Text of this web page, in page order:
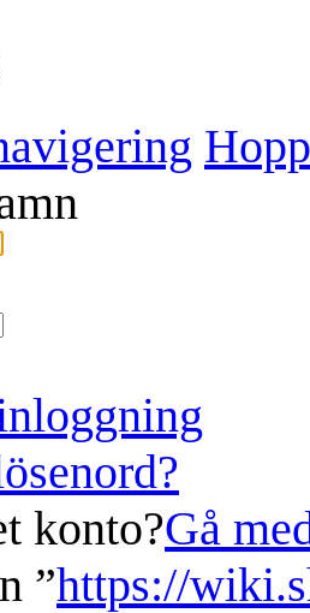
konto?Gå
”https://